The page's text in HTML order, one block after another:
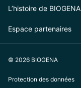
L’histoire de BIOGENA
Espace partenaires
© 2026 BIOGENA
Protection des données